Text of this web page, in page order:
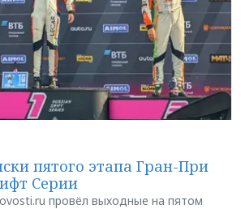
пятого этапа Гран-При
Серии
провёл выходные на пятом